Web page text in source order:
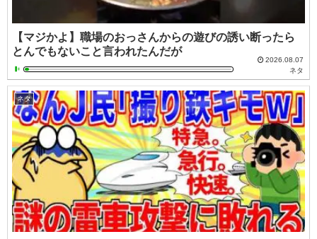
【マジかよ】職場のおっさんからの遊びの誘い断ったら
とんでもないこと言われたんだが
2026.08.07
ネタ
ネタ